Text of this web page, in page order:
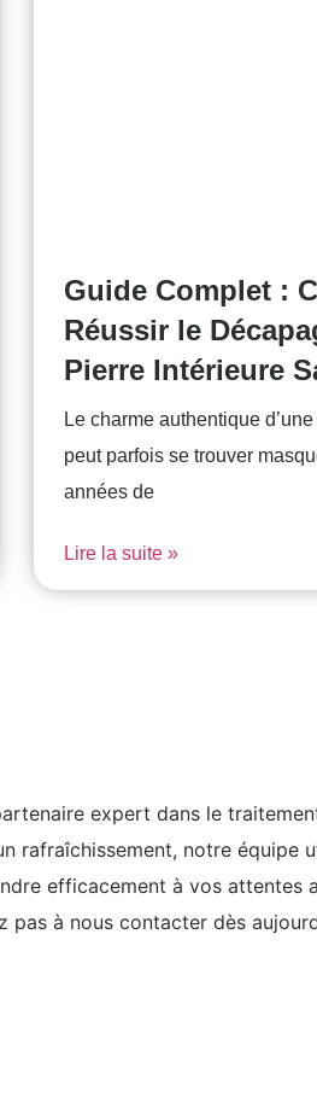
Guide Complet :
Réussir le
Pierre Intérieure
Le charme authentique
peut parfois se trouver
années de
Lire la suite »
expert dans le
rafraîchissement, notre équipe
efficacement à vos attentes
à nous contacter dès